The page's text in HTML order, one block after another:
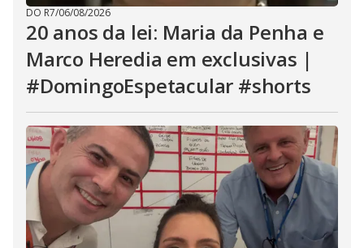
DO R7/06/08/2026
20 anos da lei: Maria da Penha e
Marco Heredia em exclusivas |
#DomingoEspetacular #shorts